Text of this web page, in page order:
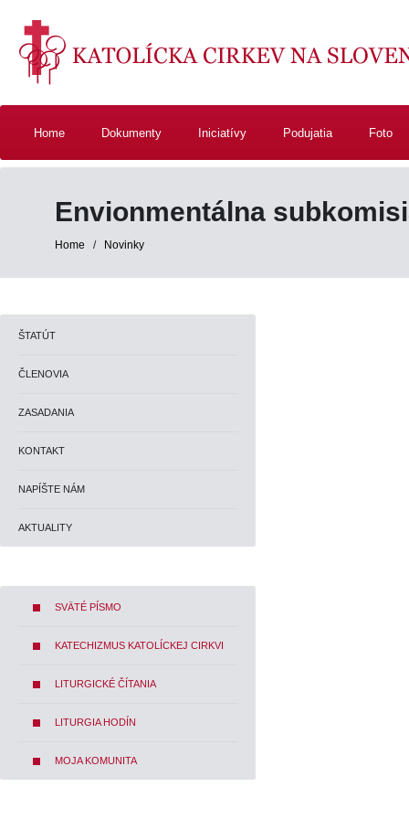
Home Dokumenty Iniciatívy Podujatia Foto
Envionmentálna
Home / Novinky
ŠTATÚT
ČLENOVIA
ZASADANIA
KONTAKT
NAPÍŠTE NÁM
AKTUALITY
SVÄTÉ PÍSMO
KATECHIZMUS KATOLÍCKEJ CIRKVI
LITURGICKÉ ČÍTANIA
LITURGIA HODÍN
MOJA KOMUNITA